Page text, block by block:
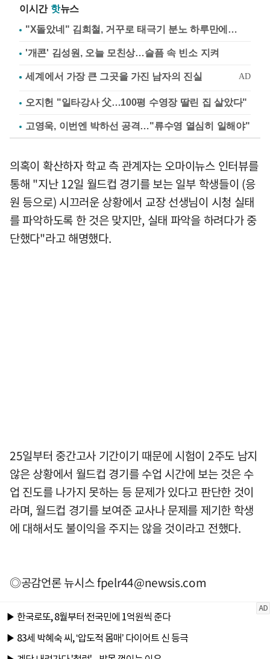
이시간 핫뉴스
"X돌았네" 김희철, 거꾸로 태극기 분노 하루만에…
'개콘' 김성원, 오늘 모친상…슬픔 속 빈소 지켜
오지헌 "일타강사 父…100평 수영장 딸린 집 살았다"
고영욱, 이번엔 박하선 공격…"류수영 열심히 일해야"
의혹이 확산하자 학교 측 관계자는 오마이뉴스 인터뷰를
통해 "지난 12일 월드컵 경기를 보는 일부 학생들이 (응
원 등으로) 시끄러운 상황에서 교장 선생님이 시청 실태
를 파악하도록 한 것은 맞지만, 실태 파악을 하려다가 중
단했다"라고 해명했다.
25일부터 중간고사 기간이기 때문에 시험이 2주도 남지
않은 상황에서 월드컵 경기를 수업 시간에 보는 것은 수
업 진도를 나가지 못하는 등 문제가 있다고 판단한 것이
라며, 월드컵 경기를 보여준 교사나 문제를 제기한 학생
에 대해서도 불이익을 주지는 않을 것이라고 전했다.
◎공감언론 뉴시스fpelr44@newsis.com